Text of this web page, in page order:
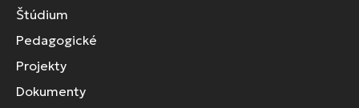
Štúdium
Pedagogické
Projekty
Dokumenty